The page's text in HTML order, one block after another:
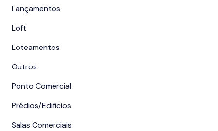
Lançamentos
Loft
Loteamentos
Outros
Ponto Comercial
Prédios/Edifícios
Salas Comerciais